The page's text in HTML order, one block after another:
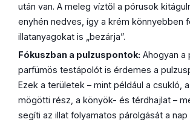
után van. A meleg víztől a pórusok
enyhén nedves, így a krém könnyebben
illatanyagokat is „bezárja”.
Fókuszban a pulzuspontok: Ahogyan a
parfümös testápolót is érdemes a
Ezek a területek – mint például a csukló, a
mögötti rész, a könyök- és térdhajlat –
segíti az illat folyamatos párolgását a nap